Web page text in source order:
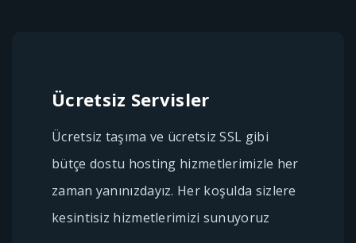
Ücretsiz Servisler
Ücretsiz taşıma ve ücretsiz SSL gibi
bütçe dostu hosting hizmetlerimizle her
zaman yanınızdayız. Her koşulda sizlere
kesintisiz hizmetlerimizi sunuyoruz